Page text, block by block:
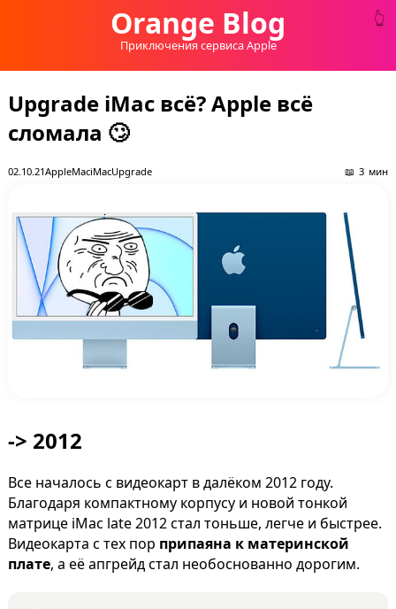
Orange Blog
Приключения сервиса Apple
Upgrade iMac всё? Apple всё
сломала 🙄
02.10.21AppleMaciMacUpgrade 3
-> 2012
Все началось с видеокарт в далёком 2012 году.
Благодаря компактному корпусу и новой тонкой
матрице iMac late 2012 стал тоньше, легче и быстрее.
Видеокарта с тех пор припаяна к материнской
плате, а её апгрейд стал необоснованно дорогим.